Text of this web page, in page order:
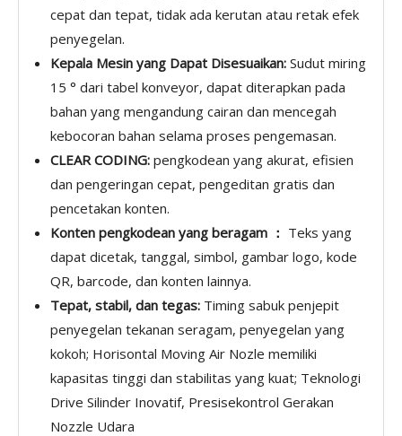
cepat dan tepat, tidak ada kerutan atau retak efek
penyegelan.
Kepala Mesin yang Dapat Disesuaikan: Sudut miring
15 ° dari tabel konveyor, dapat diterapkan pada
bahan yang mengandung cairan dan mencegah
kebocoran bahan selama proses pengemasan.
CLEAR CODING: pengkodean yang akurat, efisien
dan pengeringan cepat, pengeditan gratis dan
pencetakan konten.
Konten pengkodean yang beragam ： Teks yang
dapat dicetak, tanggal, simbol, gambar logo, kode
QR, barcode, dan konten lainnya.
Tepat, stabil, dan tegas: Timing sabuk penjepit
penyegelan tekanan seragam, penyegelan yang
kokoh; Horisontal Moving Air Nozle memiliki
kapasitas tinggi dan stabilitas yang kuat; Teknologi
Drive Silinder Inovatif, Presisekontrol Gerakan
Nozzle Udara